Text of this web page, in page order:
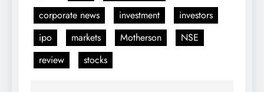
corporate news
investment
investors
ipo
markets Motherson
NSE
review
stocks